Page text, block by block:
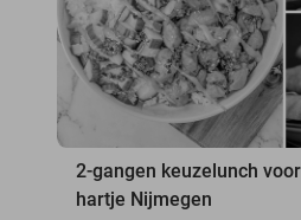
2-gangen keuzelunch
hartje Nijmegen